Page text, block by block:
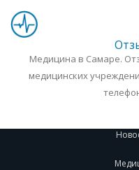
Медицина в Самаре.
медицинских